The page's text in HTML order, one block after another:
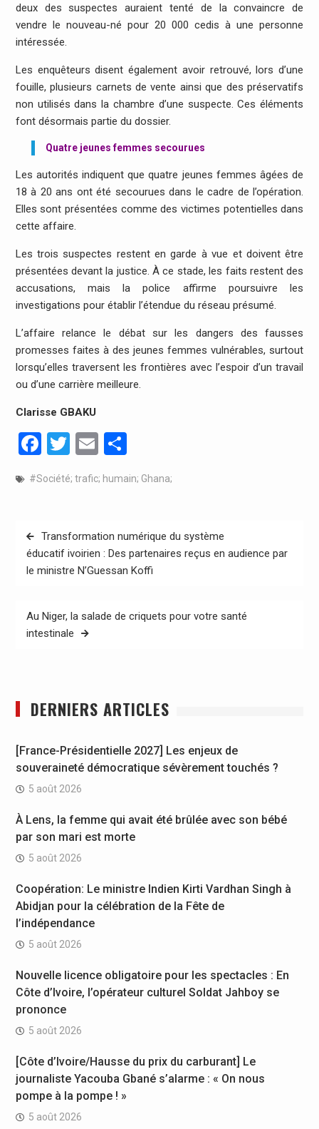
deux des suspectes auraient tenté de la convaincre de
vendre le nouveau-né pour 20 000 cedis à une personne
intéressée.
Les enquêteurs disent également avoir retrouvé, lors d’une
fouille, plusieurs carnets de vente ainsi que des préservatifs
non utilisés dans la chambre d’une suspecte. Ces éléments
font désormais partie du dossier.
Quatre jeunes femmes secourues
Les autorités indiquent que quatre jeunes femmes âgées de
18 à 20 ans ont été secourues dans le cadre de l’opération.
Elles sont présentées comme des victimes potentielles dans
cette affaire.
Les trois suspectes restent en garde à vue et doivent être
présentées devant la justice. À ce stade, les faits restent des
accusations, mais la police affirme poursuivre les
investigations pour établir l’étendue du réseau présumé.
L’affaire relance le débat sur les dangers des fausses
promesses faites à des jeunes femmes vulnérables, surtout
lorsqu’elles traversent les frontières avec l’espoir d’un travail
ou d’une carrière meilleure.
Clarisse GBAKU
Facebook
Twitter
EmailPartager
#Société; trafic; humain; Ghana;
Navigation
de
l’article
Transformation numérique du système
éducatif ivoirien : Des partenaires reçus en audience par
le ministre N’Guessan Koffi
Au Niger, la salade de criquets pour votre santé
intestinale
DERNIERS ARTICLES
[France-Présidentielle 2027] Les enjeux de
souveraineté démocratique sévèrement touchés ?
5 août 2026
À Lens, la femme qui avait été brûlée avec son bébé
par son mari est morte
5 août 2026
Coopération: Le ministre Indien Kirti Vardhan Singh à
Abidjan pour la célébration de la Fête de
l’indépendance
5 août 2026
Nouvelle licence obligatoire pour les spectacles : En
Côte d’Ivoire, l’opérateur culturel Soldat Jahboy se
prononce
5 août 2026
[Côte d’Ivoire/Hausse du prix du carburant] Le
journaliste Yacouba Gbané s’alarme : « On nous
pompe à la pompe ! »
5 août 2026